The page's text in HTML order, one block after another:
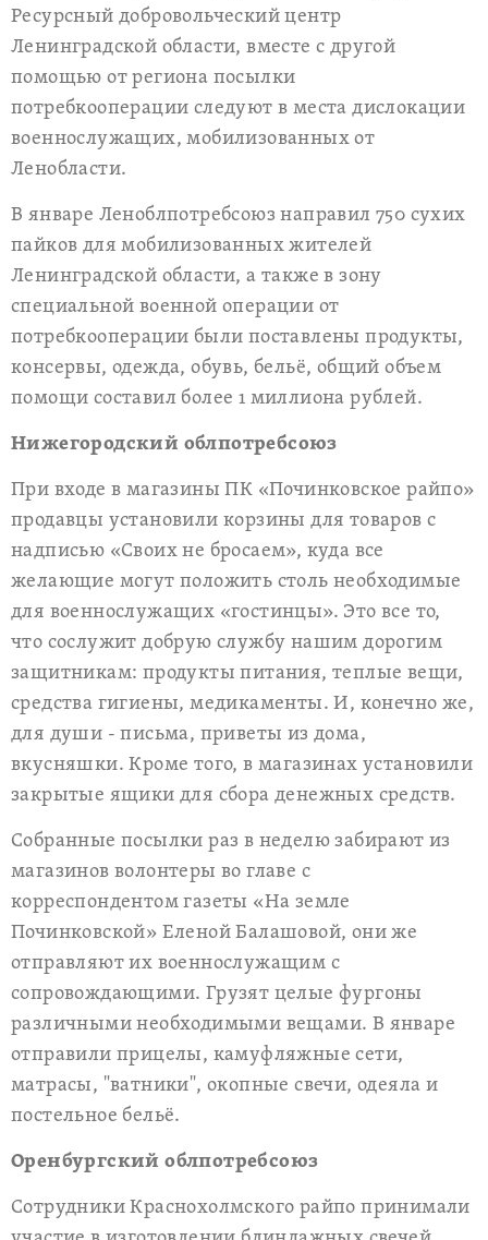
Ресурсный добровольческий центр
Ленинградской области, вместе с другой
помощью от региона посылки
потребкооперации следуют в места дислокации
военнослужащих, мобилизованных от
Ленобласти.
В январе Леноблпотребсоюз направил 750 сухих
пайков для мобилизованных жителей
Ленинградской области, а также в зону
специальной военной операции от
потребкооперации были поставлены продукты,
консервы, одежда, обувь, бельё, общий объем
помощи составил более 1 миллиона рублей.
Нижегородский облпотребсоюз
При входе в магазины ПК «Починковское райпо»
продавцы установили корзины для товаров с
надписью «Своих не бросаем», куда все
желающие могут положить столь необходимые
для военнослужащих «гостинцы». Это все то,
что сослужит добрую службу нашим дорогим
защитникам: продукты питания, теплые вещи,
средства гигиены, медикаменты. И, конечно же,
для души - письма, приветы из дома,
вкусняшки. Кроме того, в магазинах установили
закрытые ящики для сбора денежных средств.
Собранные посылки раз в неделю забирают из
магазинов волонтеры во главе с
корреспондентом газеты «На земле
Починковской» Еленой Балашовой, они же
отправляют их военнослужащим с
сопровождающими. Грузят целые фургоны
различными необходимыми вещами. В январе
отправили прицелы, камуфляжные сети,
матрасы, "ватники", окопные свечи, одеяла и
постельное бельё.
Оренбургский облпотребсоюз
Сотрудники Краснохолмского райпо принимали